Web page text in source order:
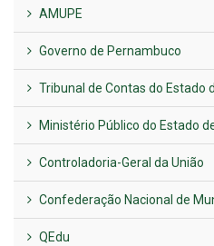
AMUPE
Governo de Pernambuco
Tribunal de Contas do Estado
Ministério Público do Estado
Controladoria-Geral da União
Confederação Nacional de
QEdu